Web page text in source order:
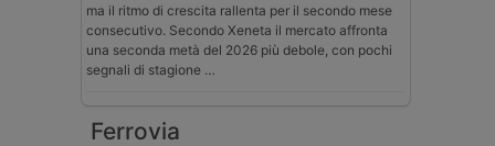
ma il ritmo di crescita rallenta per il secondo mese
consecutivo. Secondo Xeneta il mercato affronta
una seconda metà del 2026 più debole, con pochi
segnali di stagione …
Ferrovia